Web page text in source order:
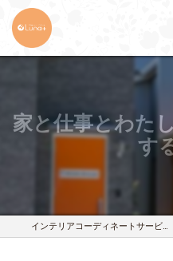
家と仕事とわた
す
インテリアコーディネートサービスは株式会社 樹-itsuki-